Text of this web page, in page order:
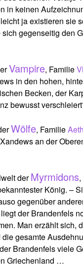
in keinen
ja existieren sie
gegenseitig den
Vampire, Familie
in den hohen,
Becken, der
bewusst
Wölfe, Familie
an der
derMyrmidons
König. –
gegenüber
der Brandenfels
Man erzählt sich,
gesamte
Brandenfels viele
Griechenland …